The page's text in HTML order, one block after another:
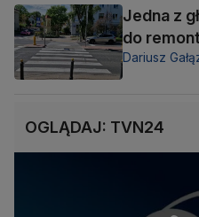
Jedna z
do
Dariusz
OGLĄDAJ: TVN24